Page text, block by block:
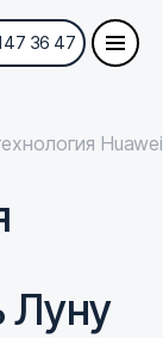
36 47
Луну